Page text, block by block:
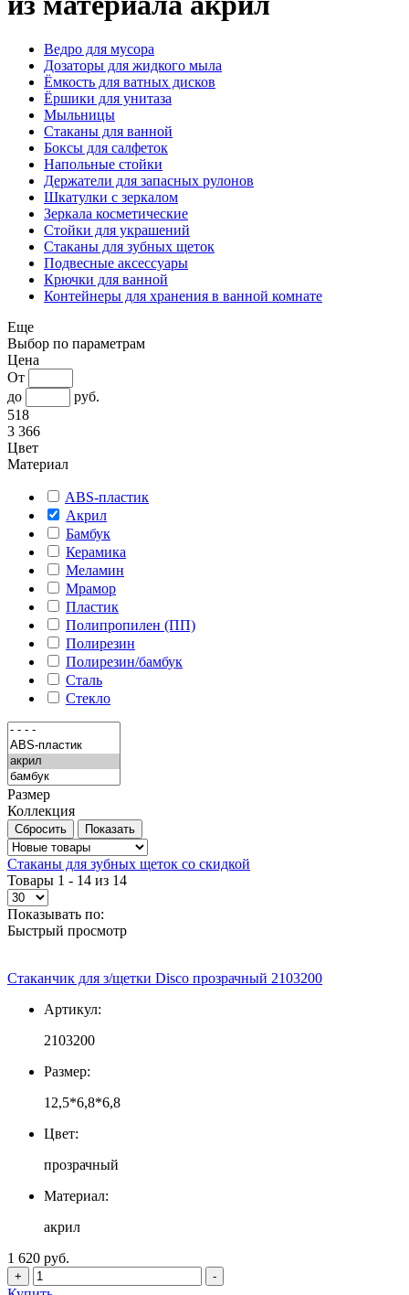
Ведро для мусора
Дозаторы для жидкого мыла
Ёмкость для ватных дисков
Ёршики для унитаза
Мыльницы
Стаканы для ванной
Боксы для салфеток
Напольные стойки
Держатели для запасных рулонов
Шкатулки с зеркалом
Зеркала косметические
Стойки для украшений
Стаканы для зубных щеток
Подвесные аксессуары
Крючки для ванной
Контейнеры для хранения в ванной комнате
Еще
Выбор по параметрам
Цена
От
до
руб.
518
3 366
Цвет
Материал
ABS-пластик
Акрил
Бамбук
Керамика
Меламин
Мрамор
Пластик
Полипропилен (ПП)
Полирезин
Полирезин/бамбук
Сталь
Стекло
Размер
Коллекция
Стаканы для зубных щеток со скидкой
Товары 1 - 14 из 14
Показывать по:
Быстрый просмотр
Стаканчик для з/щетки Disco прозрачный 2103200
Артикул:
2103200
Размер:
12,5*6,8*6,8
Цвет:
прозрачный
Материал:
акрил
1 620 руб.
+ -